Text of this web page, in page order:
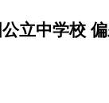
公立中学校